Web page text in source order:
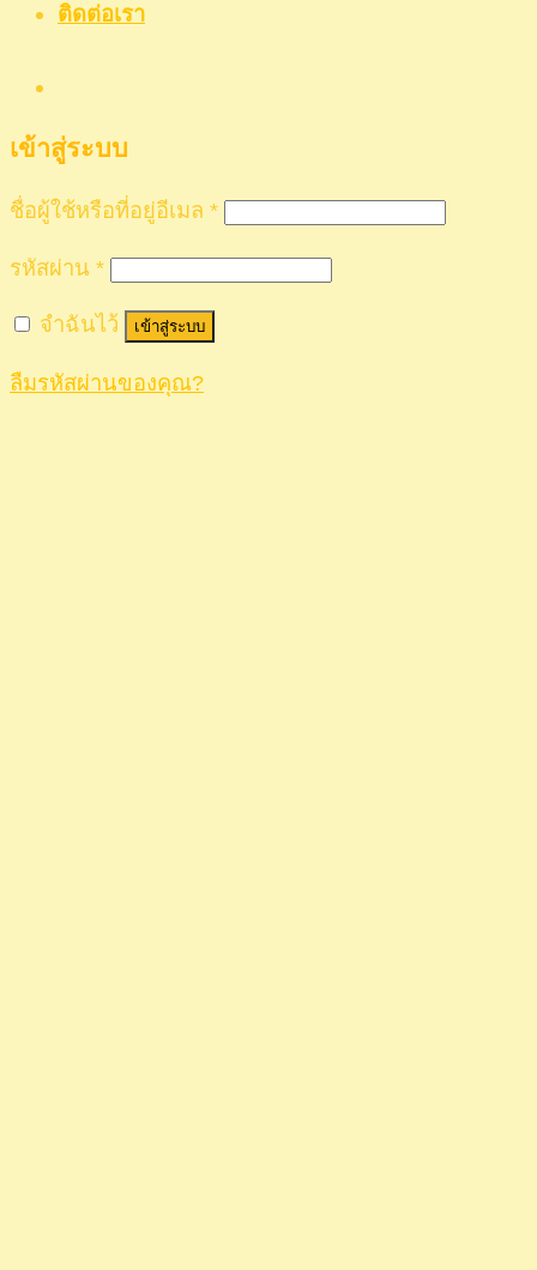
ติดต่อเรา
เข้าสู่ระบบ
ชื่อผู้ใช้หรือที่อยู่อีเมล *
รหัสผ่าน *
จำฉันไว้ เข้าสู่ระบบ
ลืมรหัสผ่านของคุณ?